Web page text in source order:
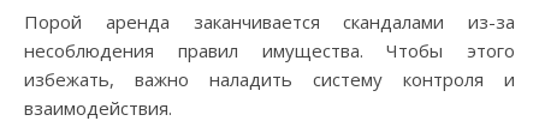
Порой аренда заканчивается скандалами из-за
несоблюдения правил имущества. Чтобы этого
избежать, важно наладить систему контроля и
взаимодействия.